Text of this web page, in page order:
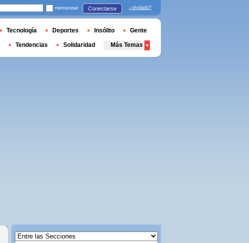
memorizar Conectarse ¿olvidado?
Tecnología Deportes Insólito Gente
Tendencias Solidaridad Más Temas